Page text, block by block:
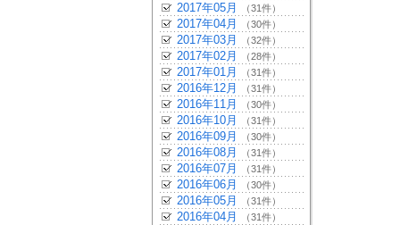
2017年05月 （31件）
2017年04月 （30件）
2017年03月 （32件）
2017年02月 （28件）
2017年01月 （31件）
2016年12月 （31件）
2016年11月 （30件）
2016年10月 （31件）
2016年09月 （30件）
2016年08月 （31件）
2016年07月 （31件）
2016年06月 （30件）
2016年05月 （31件）
2016年04月 （31件）